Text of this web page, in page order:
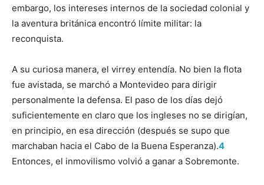
embargo, los intereses internos de la sociedad colonial y
la aventura británica encontró límite militar: la
reconquista.
A su curiosa manera, el virrey entendía. No bien la flota
fue avistada, se marchó a Montevideo para dirigir
personalmente la defensa. El paso de los días dejó
suficientemente en claro que los ingleses no se dirigían,
en principio, en esa dirección (después se supo que
marchaban hacia el Cabo de la Buena Esperanza).4
Entonces, el inmovilismo volvió a ganar a Sobremonte.